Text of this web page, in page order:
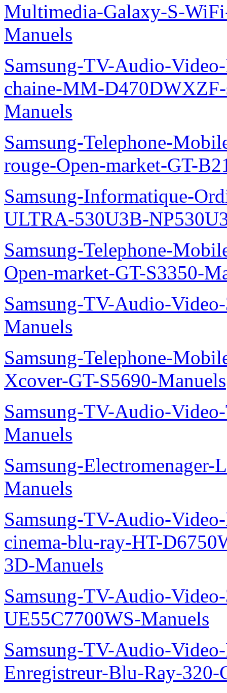
Multimedia-Galaxy-S-
Manuels
Samsung-TV-Audio-
chaine-MM-
Manuels
Samsung-Telephone-
rouge-Open-market-GT-
Samsung-Informatique-
ULTRA-530U3B-
Samsung-Telephone-
Open-market-GT-S3350-
Samsung-TV-Audio-
Manuels
Samsung-Telephone-
Xcover-GT-S5690-Manuels
Samsung-TV-Audio-
Manuels
Samsung-
Manuels
Samsung-TV-Audio-
cinema-blu-ray-HT-
3D-Manuels
Samsung-TV-Audio-
UE55C7700WS-Manuels
Samsung-TV-Audio-
Enregistreur-Blu-Ray-